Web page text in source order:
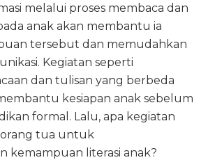
melalui proses membaca dan
anak akan membantu ia
tersebut dan memudahkan
Kegiatan seperti
dan tulisan yang berbeda
kesiapan anak sebelum
formal. Lalu, apa kegiatan
tua untuk
kemampuan literasi anak?